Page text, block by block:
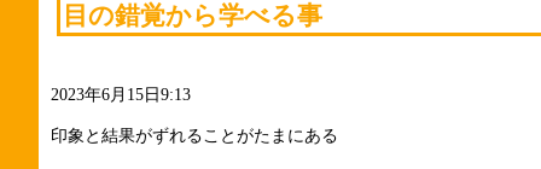
目の錯覚から学べる事
2023年6月15日9:13
印象と結果がずれることがたまにある